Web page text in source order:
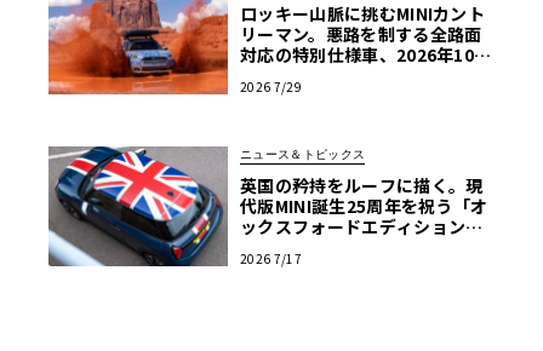
ロッキー山脈に挑むMINIカント
リーマン。悪路を制する全路面
対応の特別仕様車、2026年10月
2026 7/29
ニュース＆トピックス
英国の矜持をルーフに描く。現
代版MINI誕生25周年を祝う「オ
ックスフォードエディション」
2026 7/17